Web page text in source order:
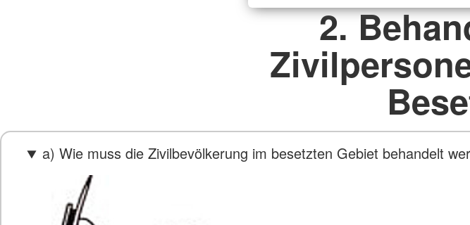
2.
a) Wie muss die Zivilbevölkerung im besetzten Gebiet behandelt